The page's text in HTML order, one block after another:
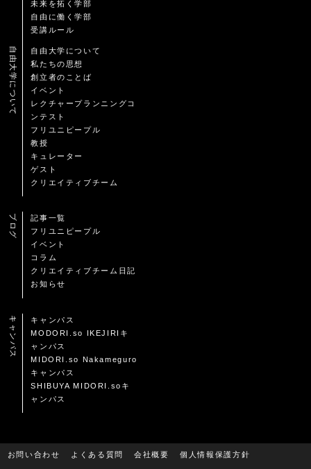
未来を拓く学部
自由に働く学部
受講ルール
自由大学について
自由大学について
私たちの思想
創立者のことば
イベント
レクチャープランニングコ
ンテスト
フリユニピープル
教授
キュレーター
ゲスト
クリエイティブチーム
ブログ
記事一覧
フリユニピープル
イベント
コラム
クリエイティブチーム日記
お知らせ
キャンパス
キャンパス
MODORI.so IKEJIRIキ
ャンパス
MIDORI.so Nakameguro
キャンパス
SHIBUYA MIDORI.soキ
ャンパス
お問い合わせ よくある質問 会社概要 個人情報保護方針